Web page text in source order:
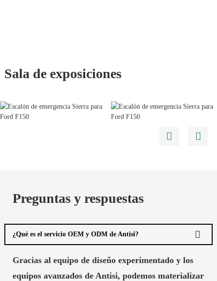
Sala de exposiciones
Preguntas y respuestas
¿Qué es el servicio OEM y ODM de Antisi?
Gracias al equipo de diseño experimentado y los
equipos avanzados de Antisi, podemos materializar